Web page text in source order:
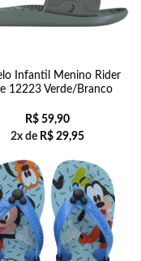
Infantil Menino Rider
12223 Verde/Branco
R$59,90
2x de R$29,95